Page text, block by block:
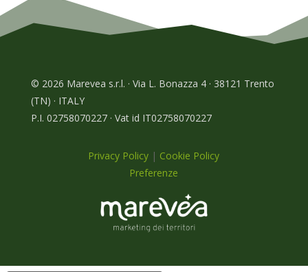
© 2026 Marevea s.r.l. · Via L. Bonazza 4 · 38121 Trento
(TN) · ITALY
P.I. 02758070227 · Vat id IT02758070227
Privacy Policy | Cookie Policy
Preferenze